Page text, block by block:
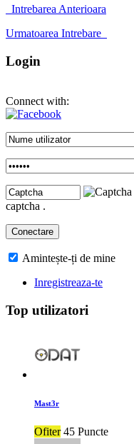
Intrebarea Anterioara
Urmatoarea Intrebare
Login
Connect with:
captcha .
Amintește-ți de mine
Inregistreaza-te
Top utilizatori
Mast3r
Ofiter 45 Puncte